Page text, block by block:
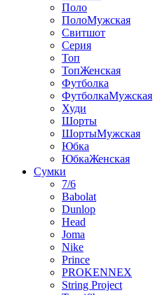
Поло
ПолоМужская
Свитшот
Серия
Топ
ТопЖенская
Футболка
ФутболкаМужская
Худи
Шорты
ШортыМужская
Юбка
ЮбкаЖенская
Сумки
7/6
Babolat
Dunlop
Head
Joma
Nike
Prince
PROKENNEX
String Project